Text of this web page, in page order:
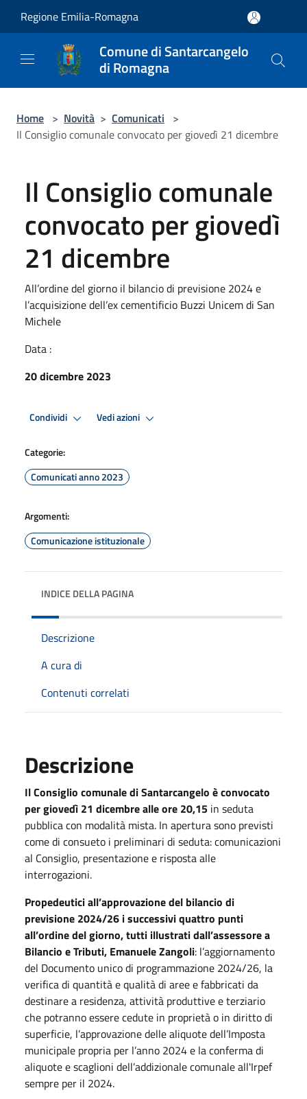
Regione Emilia-Romagna
Comune di Santarcangelo
di Romagna
Home > Novità > Comunicati >
Il Consiglio comunale convocato per giovedì 21 dicembre
Il Consiglio comunale
convocato per giovedì
21 dicembre
All’ordine del giorno il bilancio di previsione 2024 e
l’acquisizione dell’ex cementificio Buzzi Unicem di San
Michele
Data :
20 dicembre 2023
Condividi Vedi azioni
Categorie:
Comunicati anno 2023
Argomenti:
Comunicazione istituzionale
INDICE DELLA PAGINA
Descrizione
A cura di
Contenuti correlati
Descrizione
Il Consiglio comunale di Santarcangelo è convocato
per giovedì 21 dicembre alle ore 20,15 in seduta
pubblica con modalità mista. In apertura sono previsti
come di consueto i preliminari di seduta: comunicazioni
al Consiglio, presentazione e risposta alle
interrogazioni.
Propedeutici all’approvazione del bilancio di
previsione 2024/26 i successivi quattro punti
all’ordine del giorno, tutti illustrati dall’assessore a
Bilancio e Tributi, Emanuele Zangoli: l’aggiornamento
del Documento unico di programmazione 2024/26, la
verifica di quantità e qualità di aree e fabbricati da
destinare a residenza, attività produttive e terziario
che potranno essere cedute in proprietà o in diritto di
superficie, l’approvazione delle aliquote dell’Imposta
municipale propria per l’anno 2024 e la conferma di
aliquote e scaglioni dell’addizionale comunale all'Irpef
sempre per il 2024.